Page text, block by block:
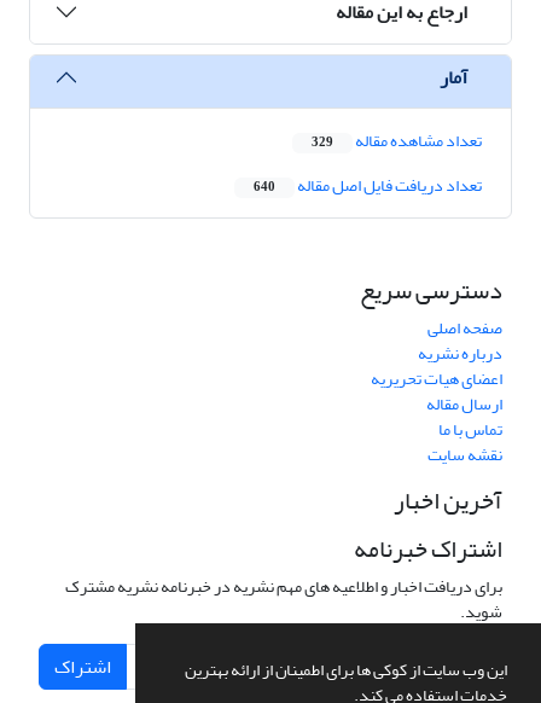
این وب سایت از کوکی ها برای اطمینان از ارائه بهترین
خدمات استفاده می کند.
ارجاع به این مقاله
آمار
تعداد مشاهده مقاله 329
تعداد دریافت فایل اصل مقاله 640
دسترسی سریع
صفحه اصلی
درباره نشریه
اعضای هیات تحریریه
ارسال مقاله
تماس با ما
نقشه سایت
آخرین اخبار
اشتراک خبرنامه
برای دریافت اخبار و اطلاعیه های مهم نشریه در خبرنامه نشریه مشترک
شوید.
اشتراک